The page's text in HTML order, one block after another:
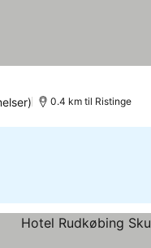
0.4 km til Ristinge